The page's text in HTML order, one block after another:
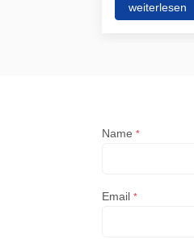
weiterlesen
Name *
Email *